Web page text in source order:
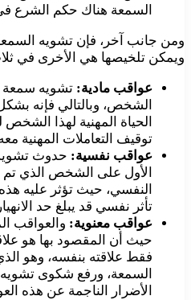
السمعة هناك حكم الشرع
ومن جانب آخر، فإن تشويه
ويمكن تلخيصها هي الأخرى في
عواقب مادية: تشويه سمعة
الشخص، وبالتالي فإنه
الحياة المهنية لهذا
توقيف التعاملات المهنية
عواقب نفسية: حدوث
الأول على الشخص الذي
النفسي، حيث تؤثر عليه
تأثر نفسي قد يبلغ حد
عواقب معنوية: والعواقب
حيث أن المقصود بها هو
فقط علاقته بنفسه، وهو
السمعة، ورفع شكوى تشويه
الأضرار الناجمة عن هذه